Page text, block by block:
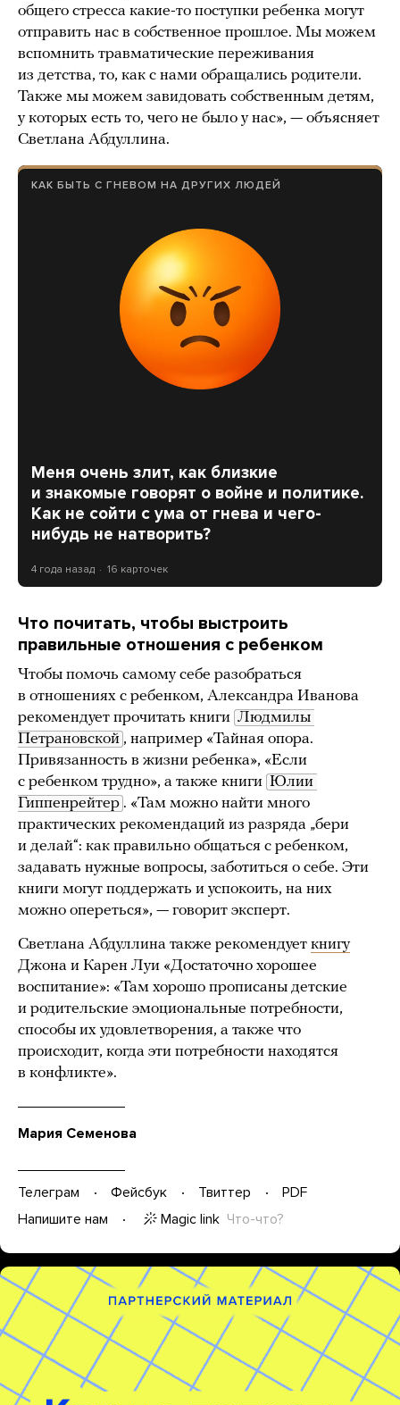
общего стресса какие-то поступки ребенка могут
отправить нас в собственное прошлое. Мы можем
вспомнить травматические переживания
из детства, то, как с нами обращались родители.
Также мы можем завидовать собственным детям,
у которых есть то, чего не было у нас», — объясняет
Светлана Абдуллина.
КАК БЫТЬ С ГНЕВОМ НА ДРУГИХ ЛЮДЕЙ
Меня очень злит, как близкие
и знакомые говорят о войне и политике.
Как не сойти с ума от гнева и чего-
нибудь не натворить?
4 года назад 16 карточек
Что почитать, чтобы выстроить
правильные отношения с ребенком
Чтобы помочь самому себе разобраться
в отношениях с ребенком, Александра Иванова
рекомендует прочитать книги Людмилы
Петрановской , например «Тайная опора.
Привязанность в жизни ребенка», «Если
с ребенком трудно», а также книги Юлии
Гиппенрейтер . «Там можно найти много
практических рекомендаций из разряда „бери
и делай“: как правильно общаться с ребенком,
задавать нужные вопросы, заботиться о себе. Эти
книги могут поддержать и успокоить, на них
можно опереться», — говорит эксперт.
Светлана Абдуллина также рекомендует книгу
Джона и Карен Луи «Достаточно хорошее
воспитание»: «Там хорошо прописаны детские
и родительские эмоциональные потребности,
способы их удовлетворения, а также что
происходит, когда эти потребности находятся
в конфликте».
Мария Семенова
Телеграм Фейсбук Твиттер
PDF
Напишите нам
Magic link Что-что?